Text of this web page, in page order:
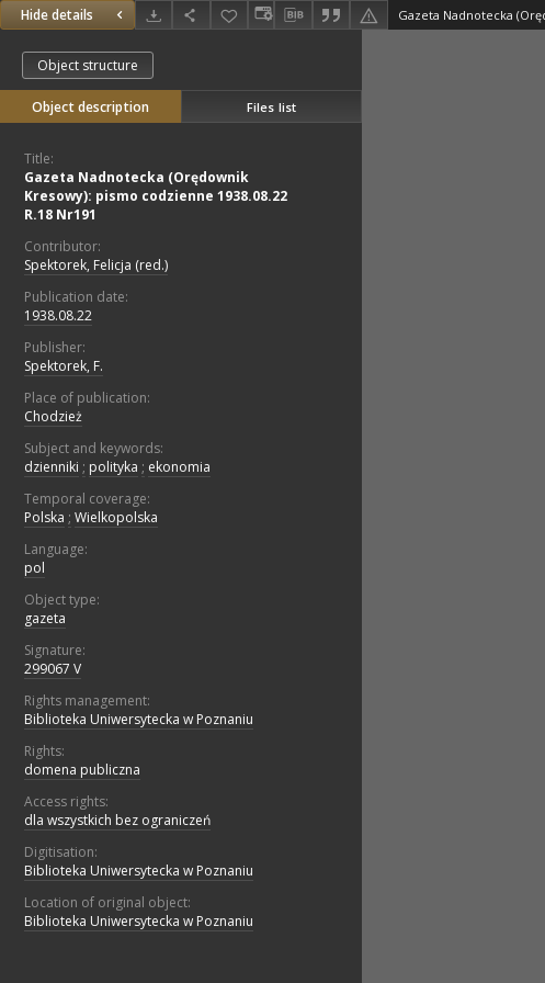
Hide details
Object structure
Object description Files list
Title:
Gazeta Nadnotecka (Orędownik
Kresowy): pismo codzienne 1938.08.22
R.18 Nr191
Contributor:
Spektorek, Felicja (red.)
Publication date:
1938.08.22
Publisher:
Spektorek, F.
Place of publication:
Chodzież
Subject and keywords:
dzienniki ; polityka ; ekonomia
Temporal coverage:
Polska ; Wielkopolska
Language:
pol
Object type:
gazeta
Signature:
299067 V
Rights management:
Biblioteka Uniwersytecka w Poznaniu
Rights:
domena publiczna
Access rights:
dla wszystkich bez ograniczeń
Digitisation:
Biblioteka Uniwersytecka w Poznaniu
Location of original object:
Biblioteka Uniwersytecka w Poznaniu